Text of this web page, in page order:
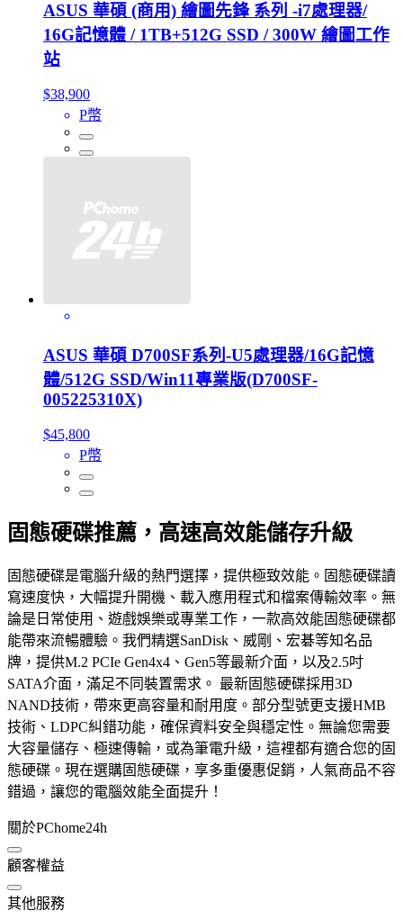
ASUS 華碩 (商用) 繪圖先鋒 系列 -i7處理器/
16G記憶體 / 1TB+512G SSD / 300W 繪圖工作
站
$38,900
P幣
ASUS 華碩 D700SF系列-U5處理器/16G記憶
體/512G SSD/Win11專業版(D700SF-
005225310X)
$45,800
P幣
固態硬碟推薦，高速高效能儲存升級
固態硬碟是電腦升級的熱門選擇，提供極致效能。固態硬碟讀
寫速度快，大幅提升開機、載入應用程式和檔案傳輸效率。無
論是日常使用、遊戲娛樂或專業工作，一款高效能固態硬碟都
能帶來流暢體驗。我們精選SanDisk、威剛、宏碁等知名品
牌，提供M.2 PCIe Gen4x4、Gen5等最新介面，以及2.5吋
SATA介面，滿足不同裝置需求。 最新固態硬碟採用3D
NAND技術，帶來更高容量和耐用度。部分型號更支援HMB
技術、LDPC糾錯功能，確保資料安全與穩定性。無論您需要
大容量儲存、極速傳輸，或為筆電升級，這裡都有適合您的固
態硬碟。現在選購固態硬碟，享多重優惠促銷，人氣商品不容
錯過，讓您的電腦效能全面提升！
關於PChome24h
顧客權益
其他服務